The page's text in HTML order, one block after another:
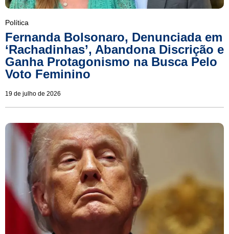
Política
Fernanda Bolsonaro, Denunciada em
‘Rachadinhas’, Abandona Discrição e
Ganha Protagonismo na Busca Pelo
Voto Feminino
19 de julho de 2026